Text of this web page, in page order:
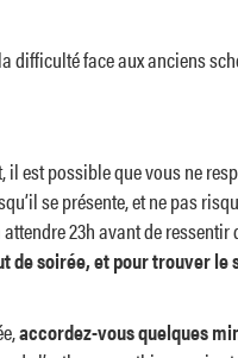
difficulté face aux anciens
est possible que vous ne
se présente, et ne pas
23h avant de
de soirée, et pour trouver
accordez-vous quelques